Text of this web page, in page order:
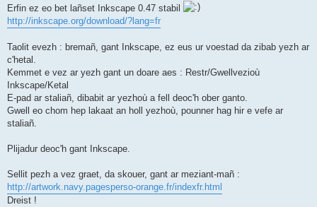
s
s
a
g
Erfin ez eo bet lañset Inkscape 0.47 stabil
http://inkscape.org/download/?lang=fr
Taolit evezh : bremañ, gant Inkscape, ez eus ur voestad da zibab yezh ar
c'hetal.
Kemmet e vez ar yezh gant un doare aes : Restr/Gwellvezioù
Inkscape/Ketal
E-pad ar staliañ, dibabit ar yezhoù a fell deoc'h ober ganto.
Gwell eo chom hep lakaat an holl yezhoù, pounner hag hir e vefe ar
staliañ.
Plijadur deoc'h gant Inkscape.
Sellit pezh a vez graet, da skouer, gant ar meziant-mañ :
http://artwork.navy.pagesperso-orange.fr/indexfr.html
Dreist !